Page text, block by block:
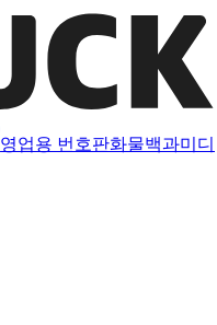
영업용 번호판화물백과미디